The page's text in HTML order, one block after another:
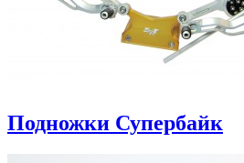
Подножки Супербайк